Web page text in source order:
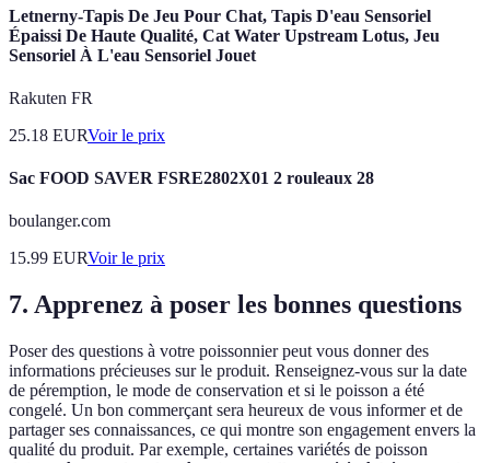
Letnerny-Tapis De Jeu Pour Chat, Tapis D'eau Sensoriel
Épaissi De Haute Qualité, Cat Water Upstream Lotus, Jeu
Sensoriel À L'eau Sensoriel Jouet
Rakuten FR
25.18 EURVoir le prix
Sac FOOD SAVER FSRE2802X01 2 rouleaux 28
boulanger.com
15.99 EURVoir le prix
7. Apprenez à poser les bonnes questions
Poser des questions à votre poissonnier peut vous donner des
informations précieuses sur le produit. Renseignez-vous sur la date
de péremption, le mode de conservation et si le poisson a été
congelé. Un bon commerçant sera heureux de vous informer et de
partager ses connaissances, ce qui montre son engagement envers la
qualité du produit. Par exemple, certaines variétés de poisson